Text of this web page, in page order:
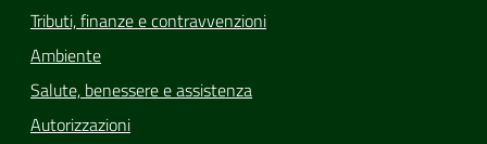
Tributi, finanze e contravvenzioni
Ambiente
Salute, benessere e assistenza
Autorizzazioni